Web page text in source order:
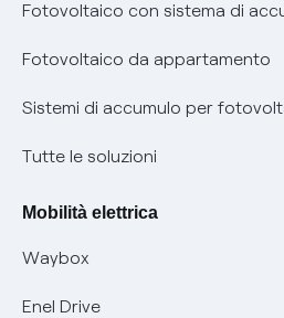
Parental Control – Navigazione
Informazioni precontrattuali
Condizioni generali di contratto
prescrizione
Remit
Certificazioni
Nuove regole europee per la
Offerte Placet non vulnerabili
Offerta Tutela Vulnerabilità Gas
Mobilità Elettrica
Fotovoltaico con sistema di
Fotovoltaico da appartamento
Sistemi di accumulo per
Tutte le soluzioni
Mobilità elettrica
Waybox
Enel Drive